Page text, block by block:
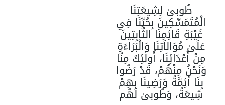
طُوبىٰ لِشِيعَتِنَا
الْمُتَمَسِّكِينَ بِحُبِّنَا فِي
غَيْبَةِ قَائِمِنَا الثَّابِتِينَ
عَلَىٰ مُوَالاَتِنَا وَالْبَرَاءَةِ
مِنْ أَعْدَائِنَا، أُولٰئِكَ مِنَّا
وَنَحْنُ مِنْهُمْ، قَدْ رَضُوا
بِنَا أَئِمَّةً وَرَضِينَا بِهِمْ
شِيعَةً، وَطُوبىٰ لَهُم